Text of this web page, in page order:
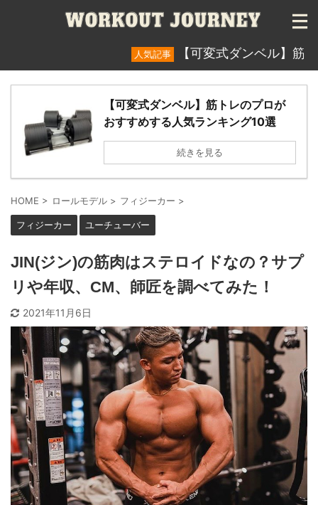
【可変式ダンベル】筋トレの
【可変式ダンベル】筋トレのプロが
おすすめする人気ランキング10選
続きを見る
HOME > ロールモデル > フィジーカー >
フィジーカー ユーチューバー
JIN(ジン)の筋肉はステロイドなの？サプ
リや年収、CM、師匠を調べてみた！
2021年11月6日